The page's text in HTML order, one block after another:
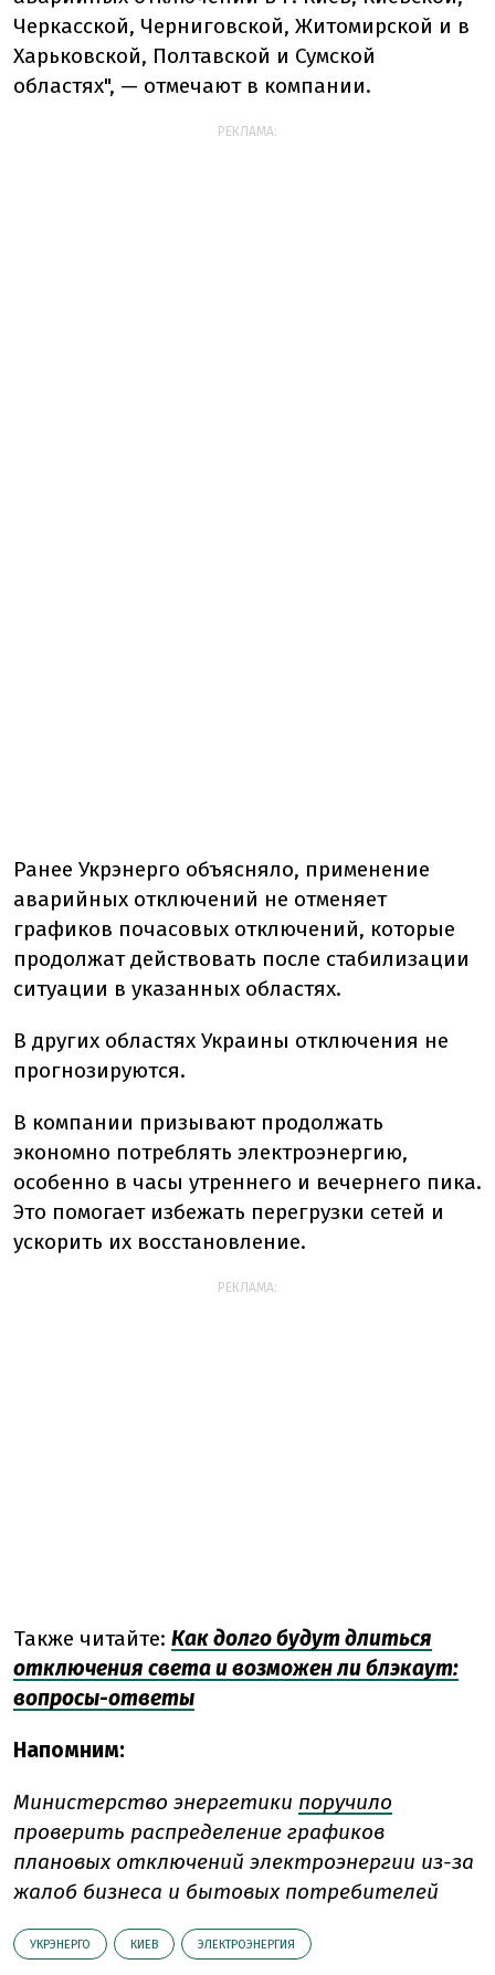
Черкасской, Черниговской, Житомирской и в
Харьковской, Полтавской и Сумской
областях", — отмечают в компании.
РЕКЛАМА:
Ранее Укрэнерго объясняло, применение
аварийных отключений не отменяет
графиков почасовых отключений, которые
продолжат действовать после стабилизации
ситуации в указанных областях.
В других областях Украины отключения не
прогнозируются.
В компании призывают продолжать
экономно потреблять электроэнергию,
особенно в часы утреннего и вечернего пика.
Это помогает избежать перегрузки сетей и
ускорить их восстановление.
РЕКЛАМА:
Также читайте: Как долго будут длиться
отключения света и возможен ли блэкаут:
вопросы-ответы
Напомним:
Министерство энергетики поручило
проверить распределение графиков
плановых отключений электроэнергии из-за
жалоб бизнеса и бытовых потребителей
УКРЭНЕРГО КИЕВ ЭЛЕКТРОЭНЕРГИЯ